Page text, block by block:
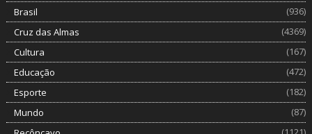
Brasil
(936)
Cruz das Almas
(4369)
Cultura
(167)
Educação
(472)
Esporte
(182)
Mundo
(87)